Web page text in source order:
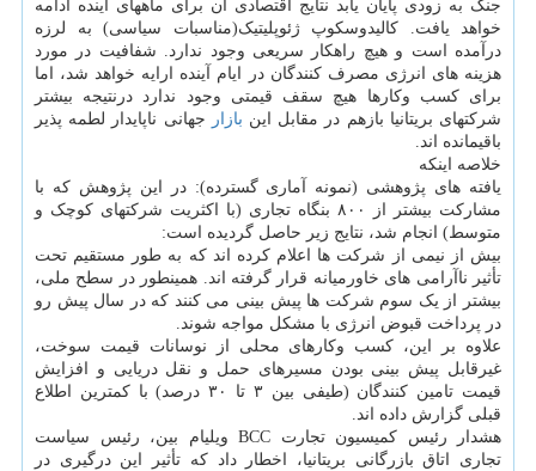
جنگ به زودی پایان یابد نتایج اقتصادی آن برای ماههای آینده ادامه
خواهد یافت. کالیدوسکوپ ژئوپلیتیک(مناسبات سیاسی) به لرزه
درآمده است و هیچ راهکار سریعی وجود ندارد. شفافیت در مورد
هزینه های انرژی مصرف کنندگان در ایام آینده ارایه خواهد شد، اما
برای کسب وکارها هیچ سقف قیمتی وجود ندارد درنتیجه بیشتر
شرکتهای بریتانیا بازهم در مقابل این بازار
جهانی ناپایدار لطمه پذیر
باقیمانده اند.
خلاصه اینکه
یافته های پژوهشی (نمونه آماری گسترده): در این پژوهش که با
مشارکت بیشتر از ۸۰۰ بنگاه تجاری (با اکثریت شرکتهای کوچک و
متوسط) انجام شد، نتایج زیر حاصل گردیده است:
بیش از نیمی از شرکت ها اعلام کرده اند که به طور مستقیم تحت
تأثیر ناآرامی های خاورمیانه قرار گرفته اند. همینطور در سطح ملی،
بیشتر از یک سوم شرکت ها پیش بینی می کنند که در سال پیش رو
در پرداخت قبوض انرژی با مشکل مواجه شوند.
علاوه بر این، کسب وکارهای محلی از نوسانات قیمت سوخت،
غیرقابل پیش بینی بودن مسیرهای حمل و نقل دریایی و افزایش
قیمت تامین کنندگان (طیفی بین ۳ تا ۳۰ درصد) با کمترین اطلاع
قبلی گزارش داده اند.
هشدار رئیس کمیسیون تجارت BCC ویلیام بین، رئیس سیاست
تجاری اتاق بازرگانی بریتانیا، اخطار داد که تأثیر این درگیری در